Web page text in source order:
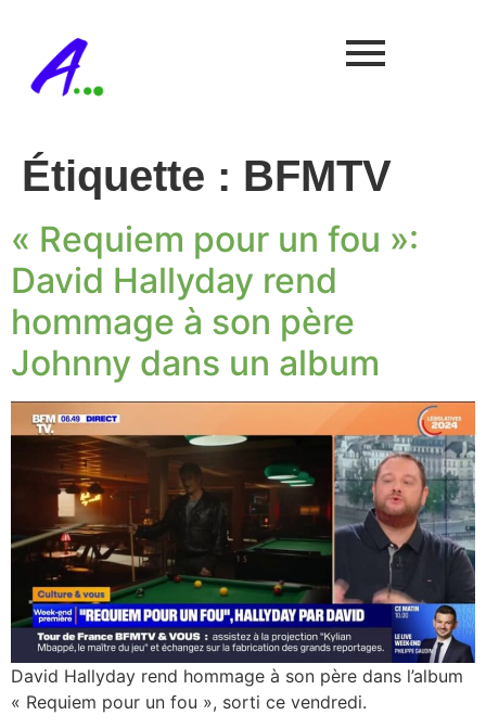
Étiquette : BFMTV
« Requiem pour un fou »:
David Hallyday rend
hommage à son père
Johnny dans un album
David Hallyday rend hommage à son père dans l’album
« Requiem pour un fou », sorti ce vendredi.